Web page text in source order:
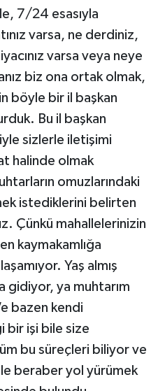
7/24 esasıyla
varsa, ne derdiniz,
varsa veya neye
biz ona ortak olmak,
böyle bir il başkan
Bu il başkan
sizlerle iletişimi
halinde olmak
omuzlarındaki
istediklerini belirten
Çünkü mahallelerinizin
kaymakamlığa
Yaş almış
gidiyor, ya muhtarım
bazen kendi
bir işi bile size
bu süreçleri biliyor ve
beraber yol yürümek